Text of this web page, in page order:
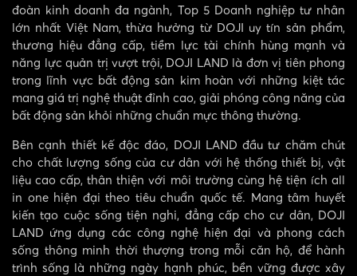
đoàn kinh doanh đa ngành, Top 5 Doanh nghiệp tư nhân
lớn nhất Việt Nam, thừa hưởng từ DOJI uy tín sản phẩm,
thương hiệu đẳng cấp, tiềm lực tài chính hùng mạnh và
năng lực quản trị vượt trội, DOJI LAND là đơn vị tiên phong
trong lĩnh vực bất động sản kim hoàn với những kiệt tác
mang giá trị nghệ thuật đỉnh cao, giải phóng công năng của
bất động sản khỏi những chuẩn mực thông thường.
Bên cạnh thiết kế độc đáo, DOJI LAND đầu tư chăm chút
cho chất lượng sống của cư dân với hệ thống thiết bị, vật
liệu cao cấp, thân thiện với môi trường cùng hệ tiện ích all
in one hiện đại theo tiêu chuẩn quốc tế. Mang tâm huyết
kiến tạo cuộc sống tiện nghi, đẳng cấp cho cư dân, DOJI
LAND ứng dụng các công nghệ hiện đại và phong cách
sống thông minh thời thượng trong mỗi căn hộ, để hành
trình sống là những ngày hạnh phúc, bền vững được xây